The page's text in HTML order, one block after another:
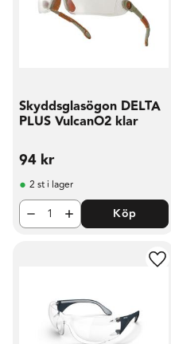
Skyddsglasögon DELTA
PLUS VulcanO2 klar
94 kr
2 st i lager
Köp